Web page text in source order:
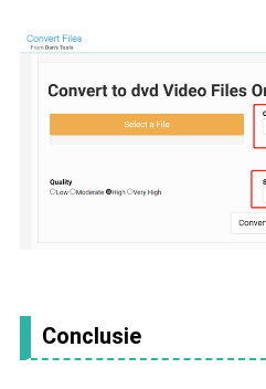
Conclusie